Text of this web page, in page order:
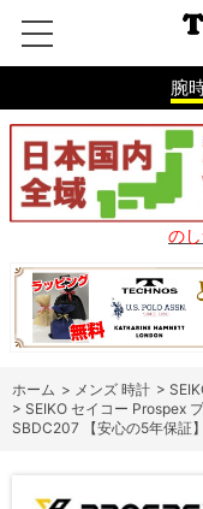
腕
の
ホーム > メンズ 時計 >
> SEIKO セイコー Prospex
SBDC207 【安心の5年保証】